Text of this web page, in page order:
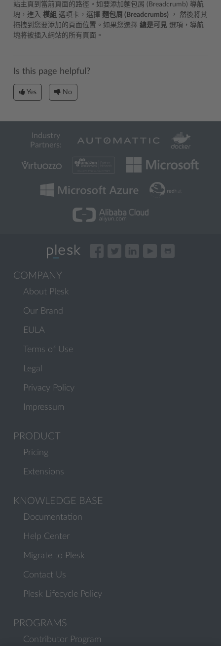
站主頁到當前頁面的路徑。如要添加麵包屑 (Breadcrumb) 導航
塊，進入 模組 選項卡，選擇 麵包屑 (Breadcrumbs) ， 然後將其
拖拽到您要添加的頁面位置。如果您選擇 總是可見 選項，導航
塊將被插入網站的所有頁面。
Is this page helpful?
Yes No
Industry
Partners:
COMPANY
About Plesk
Our Brand
EULA
Terms of Use
Legal
Privacy Policy
Impressum
PRODUCT
Pricing
Extensions
KNOWLEDGE BASE
Documentation
Help Center
Migrate to Plesk
Contact Us
Plesk Lifecycle Policy
PROGRAMS
Contributor Program